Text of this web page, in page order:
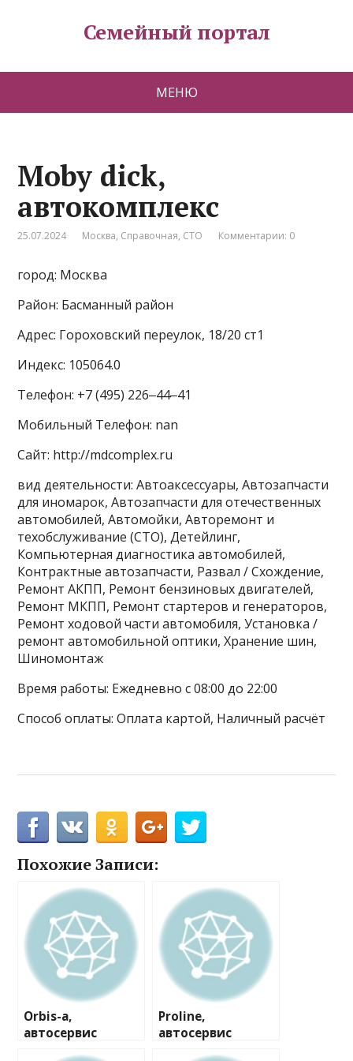
Семейный портал
МЕНЮ
Moby dick,
автокомплекс
25.07.2024 Москва, Справочная, СТО Комментарии: 0
город: Москва
Район: Басманный район
Адрес: Гороховский переулок, 18/20 ст1
Индекс: 105064.0
Телефон: +7 (495) 226‒44‒41
Мобильный Телефон: nan
Сайт: http://mdcomplex.ru
вид деятельности: Автоаксессуары, Автозапчасти
для иномарок, Автозапчасти для отечественных
автомобилей, Автомойки, Авторемонт и
техобслуживание (СТО), Детейлинг,
Компьютерная диагностика автомобилей,
Контрактные автозапчасти, Развал / Схождение,
Ремонт АКПП, Ремонт бензиновых двигателей,
Ремонт МКПП, Ремонт стартеров и генераторов,
Ремонт ходовой части автомобиля, Установка /
ремонт автомобильной оптики, Хранение шин,
Шиномонтаж
Время работы: Ежедневно с 08:00 до 22:00
Способ оплаты: Оплата картой, Наличный расчёт
Похожие Записи:
Orbis-a,
автосервис
Proline,
автосервис